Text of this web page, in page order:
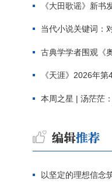
《大田歌谣》新书
当代小说关键词：
古典学学者围观《奥德赛》：黑
《天涯》2026年
本周之星 | 汤茫茫
以坚定的理想信念